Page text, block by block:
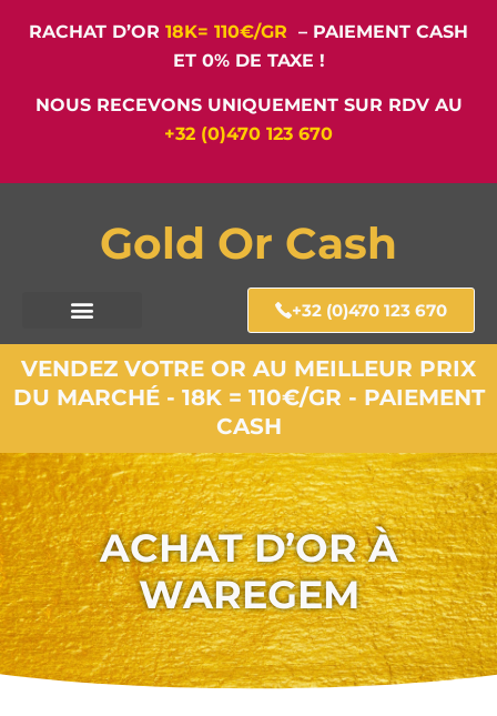
RACHAT D’OR 18K= 110€/GR – PAIEMENT CASH
ET 0% DE TAXE !
NOUS RECEVONS UNIQUEMENT SUR RDV AU
+32 (0)470 123 670
Gold Or Cash
+32 (0)470 123 670
VENDEZ VOTRE OR AU MEILLEUR PRIX
DU MARCHÉ - 18K = 110€/GR - PAIEMENT
CASH
ACHAT D’OR À
WAREGEM